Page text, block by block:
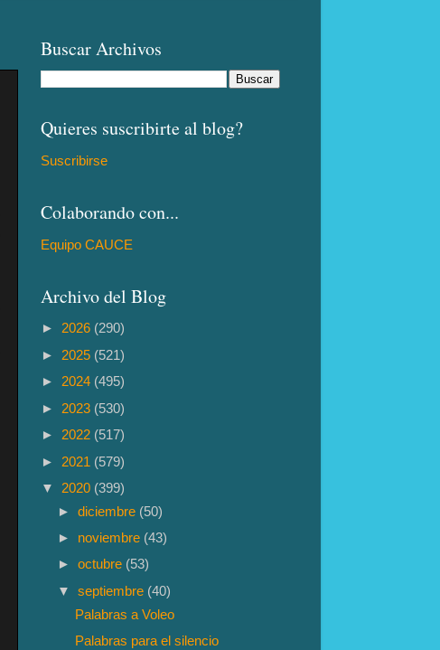
Buscar Archivos
Quieres suscribirte al blog?
Suscribirse
Colaborando con...
Equipo CAUCE
Archivo del Blog
► 2026 (290)
► 2025 (521)
► 2024 (495)
► 2023 (530)
► 2022 (517)
► 2021 (579)
▼ 2020 (399)
►diciembre (50)
► noviembre (43)
►octubre (53)
▼septiembre (40)
Palabras a Voleo
Palabras para el silencio